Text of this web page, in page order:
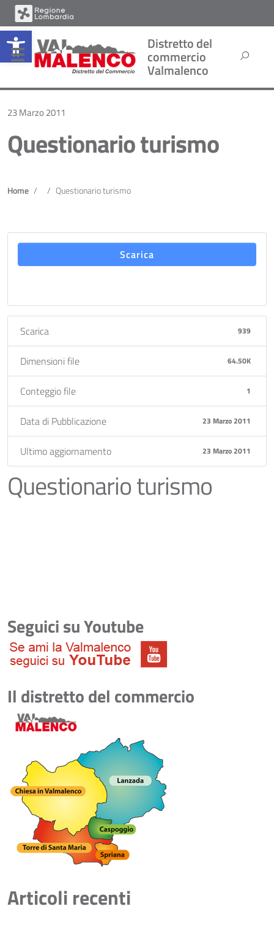
Open toolbar Distretto del
commercio
Valmalenco
23 Marzo 2011
Questionario turismo
Home Questionario turismo
Scarica
Scarica 939
Dimensioni file 64.50K
Conteggio file 1
Data di Pubblicazione 23 Marzo 2011
Ultimo aggiornamento 23 Marzo 2011
Questionario turismo
Seguici su Youtube
Il distretto del commercio
Articoli recenti